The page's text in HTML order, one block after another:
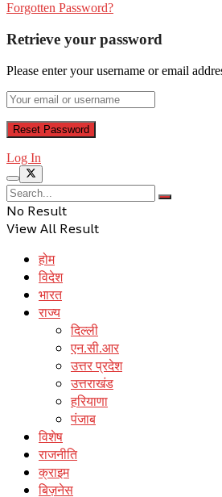
Forgotten Password?
Retrieve your password
Please enter your username or email
Log In
No Result
View All Result
होम
विदेश
भारत
राज्य
दिल्ली
एन.सी.आर
उत्तर प्रदेश
उत्तराखंड
हरियाणा
पंजाब
विशेष
राजनीति
क्राइम
बिज़नेस